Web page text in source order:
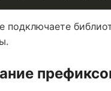
подключаете